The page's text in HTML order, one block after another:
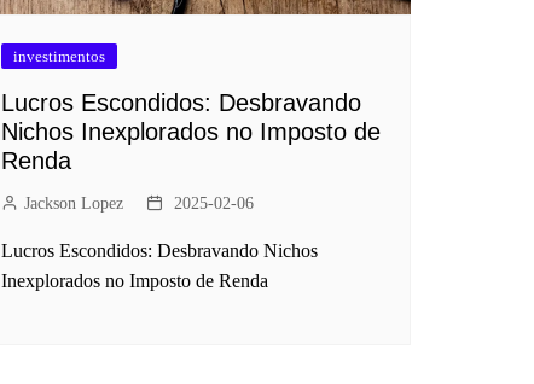
investimentos
Lucros Escondidos: Desbravando
Nichos Inexplorados no Imposto de
Renda
Jackson Lopez 2025-02-06
Lucros Escondidos: Desbravando Nichos
Inexplorados no Imposto de Renda